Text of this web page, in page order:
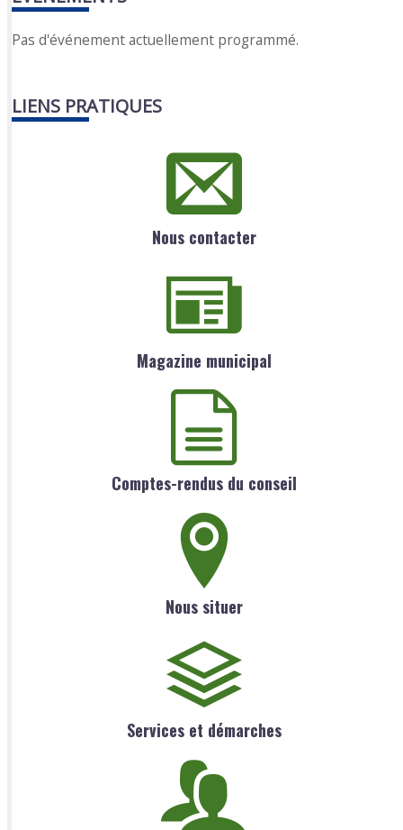
Pas d'événement actuellement programmé.
LIENS PRATIQUES
Nous contacter
Magazine municipal
Comptes-rendus du conseil
Nous situer
Services et démarches